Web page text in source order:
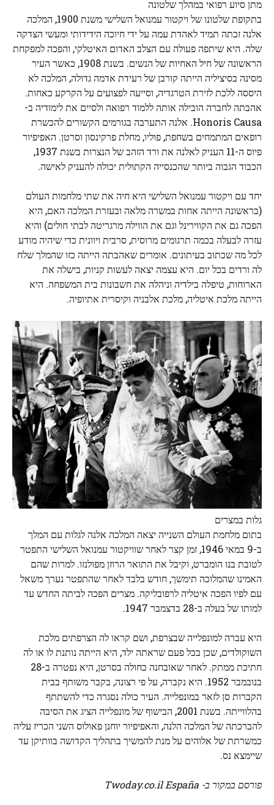
מתן סיוע רפואי במהלך שלטונה
בתקופת שלטונו של ויקטור עמנואל השלישי משנת 1900, המלכה
אלנה זכתה תמיד לאהדת עמה על ידי חיוכה הידידותי ומעשי הצדקה
שלה. היא שיתפה פעולה עם הצלב האדום האיטלקי, והפכה למפקחת
הראשונה של חיל האחיות של הנשים. בשנת 1908, כאשר העיר
מסינה בסיציליה הייתה קורבן של רעידת אדמה גדולה, המלכה לא
היססה ללכת לזירת הטרגדיה, וסייעה לפצועים על הקרקע כאחות.
אהבתה לחברה הובילה אותה ללמוד רפואה ולסיים את לימודיה ב-
Honoris Causa. אלנה התערבה בגורמים הקשורים להכשרת
רופאים המתמחים בשחפת, פוליו, מחלת פרקינסון וסרטן. האפיפיור
פיוס ה-11 העניק לאלנה את ורד הזהב של הנצרות בשנת 1937,
הכבוד הגבוה ביותר שהכנסייה הקתולית יכולה להעניק לאישה.
יחד עם ויקטור עמנואל השלישי היא חיה את שתי מלחמות העולם
(בראשונה הייתה אחות במשרה מלאה ובעזרת המלכה האם, היא
הפכה גם את הקווירינל וגם את הווילה מרגריטה לבתי חולים) והיא
עזרה לבעלה בכמה תרגומים מרוסית, סרבית ויוונית כדי שיהיה מודע
לכל מה שכתוב בעיתונים. אומרים שאהבתה הייתה כזו שהמלך שלח
לה ורדים בכל יום. היא עצמה יצאה לעשות קניות, בישלה את
הארוחות, טיפלה בילדיה וניהלה את חשבונות בית המשפחה. היא
הייתה מלכת איטליה, מלכת אלבניה וקיסרית אתיופיה.
גלות במצרים
בתום מלחמת העולם השנייה יצאה המלכה אלנה לגלות עם המלך
ב-9 במאי 1946, זמן קצר לאחר שוויקטור עמנואל השלישי התפטר
לטובת בנו הומברט, וקיבל את התואר הרוזן מפולנזו. למרות שהם
האמינו שהמלוכה תימשך, חודש בלבד לאחר שהתפטר נערך משאל
עם לפיו הפכה איטליה לרפובליקה. מצרים הפכה לביתה החדש עד
למותו של בעלה ב-28 בדצמבר 1947.
היא עברה למונפלייה שבצרפת, ושם קראו לה הצרפתים מלכת
השוקולדים, שכן בכל פעם שראתה ילד, היא הייתה נותנת לו או לה
חתיכת ממתק. לאחר שאובחנה כחולה בסרטן, היא נפטרה ב-28
בנובמבר 1952. היא נקברה, על פי רצונה, בקבר משותף בבית
הקברות סן לזאר במונפלייה. העיר כולה נסגרה כדי להשתתף
בהלווייתה. בשנת 2001, הבישוף של מונפלייה הציג את הסיבה
להברכתה של המלכה הלנה, והאפיפיור יוחנן פאולוס השני הכריז עליה
כמשרתת של אלוהים על מנת להמשיך בתהליך הקדושה בוותיקן עד
שיימצא נס.
פורסם במקור ב- Twoday.co.il España